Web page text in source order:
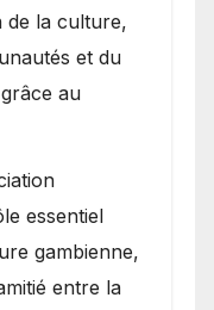
de la culture,
et du
au
essentiel
gambienne,
entre la